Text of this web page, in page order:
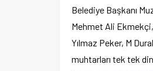
Belediye Başkanı
Mehmet Ali Ekmekçi,
Yılmaz Peker, M
muhtarları tek tek